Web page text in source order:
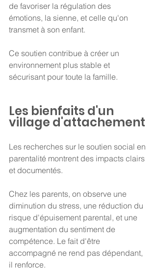
de favoriser la régulation des
émotions, la sienne, et celle qu'on
transmet à son enfant.
Ce soutien contribue à créer un
environnement plus stable et
sécurisant pour toute la famille.
Les bienfaits d'un
village d'attachement
Les recherches sur le soutien social en
parentalité montrent des impacts clairs
et documentés.
Chez les parents, on observe une
diminution du stress, une réduction du
risque d'épuisement parental, et une
augmentation du sentiment de
compétence. Le fait d'être
accompagné ne rend pas dépendant,
il renforce.